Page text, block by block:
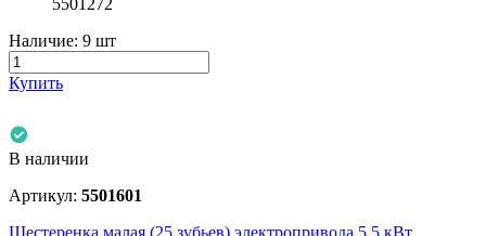
Наличие: 9 шт
Купить
В наличии
Артикул: 5501601
Шестеренка малая (25 зубьев) электропривода 5,5 кВт